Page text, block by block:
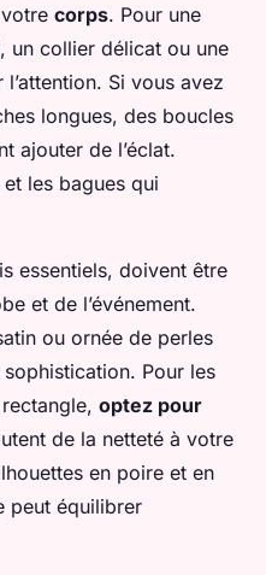
corps. Pour une
un collier délicat ou une
Si vous avez
longues, des boucles
ajouter de l’éclat.
les bagues qui
essentiels, doivent être
et de l’événement.
ou ornée de perles
Pour les
optez pour
de la netteté à votre
en poire et en
peut équilibrer